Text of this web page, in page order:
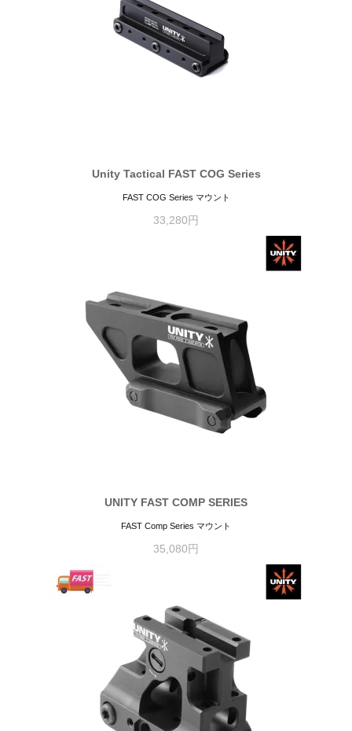
Unity Tactical FAST COG Series
FAST COG Series マウント
33,280円
UNITY FAST COMP SERIES
FAST Comp Series マウント
35,080円